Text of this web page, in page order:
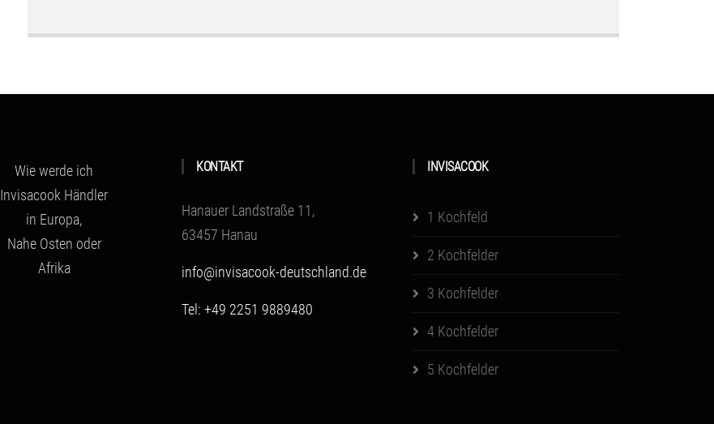
Wie werde ich
Invisacook Händler
in Europa,
Nahe Osten oder
Afrika
KONTAKT
Hanauer Landstraße 11,
63457 Hanau
info@invisacook-deutschland.de
Tel: +49 2251 9889480
INVISACOOK
1 Kochfeld
2 Kochfelder
3 Kochfelder
4 Kochfelder
5 Kochfelder